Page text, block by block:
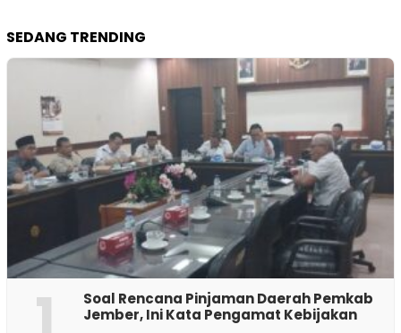
SEDANG TRENDING
1
‎Soal Rencana Pinjaman Daerah Pemkab
Jember, Ini Kata Pengamat Kebijakan ‎